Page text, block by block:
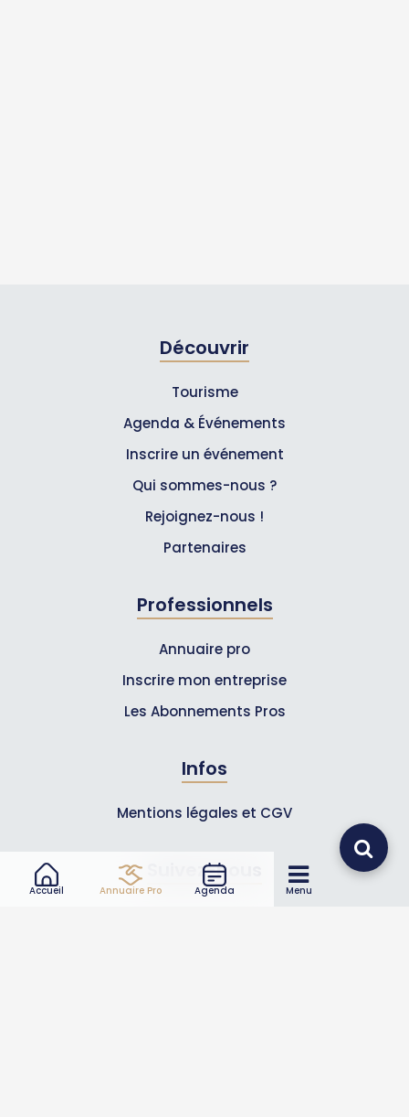
Accueil Annuaire Pro Agenda Menu
Découvrir
Tourisme
Agenda & Événements
Inscrire un événement
Qui sommes-nous ?
Rejoignez-nous !
Partenaires
Professionnels
Annuaire pro
Inscrire mon entreprise
Les Abonnements Pros
Infos
Mentions légales et CGV
Suivez-nous